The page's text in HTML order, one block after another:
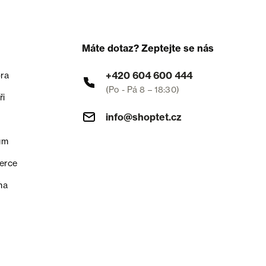
Máte dotaz? Zeptejte se nás
+420 604 600 444
(Po - Pá 8 – 18:30)
info@shoptet.cz